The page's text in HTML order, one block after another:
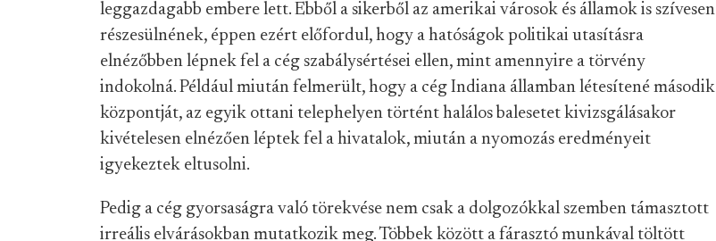
leggazdagabb embere lett. Ebből a sikerből az amerikai városok és államok is szívesen
részesülnének, éppen ezért előfordul, hogy a hatóságok politikai utasításra
elnézőbben lépnek fel a cég szabálysértései ellen, mint amennyire a törvény
indokolná. Például miután felmerült, hogy a cég Indiana államban létesítené második
központját, az egyik ottani telephelyen történt halálos balesetet kivizsgálásakor
kivételesen elnézően léptek fel a hivatalok, miután a nyomozás eredményeit
igyekeztek eltusolni.
Pedig a cég gyorsaságra való törekvése nem csak a dolgozókkal szemben támasztott
irreális elvárásokban mutatkozik meg. Többek között a fárasztó munkával töltött